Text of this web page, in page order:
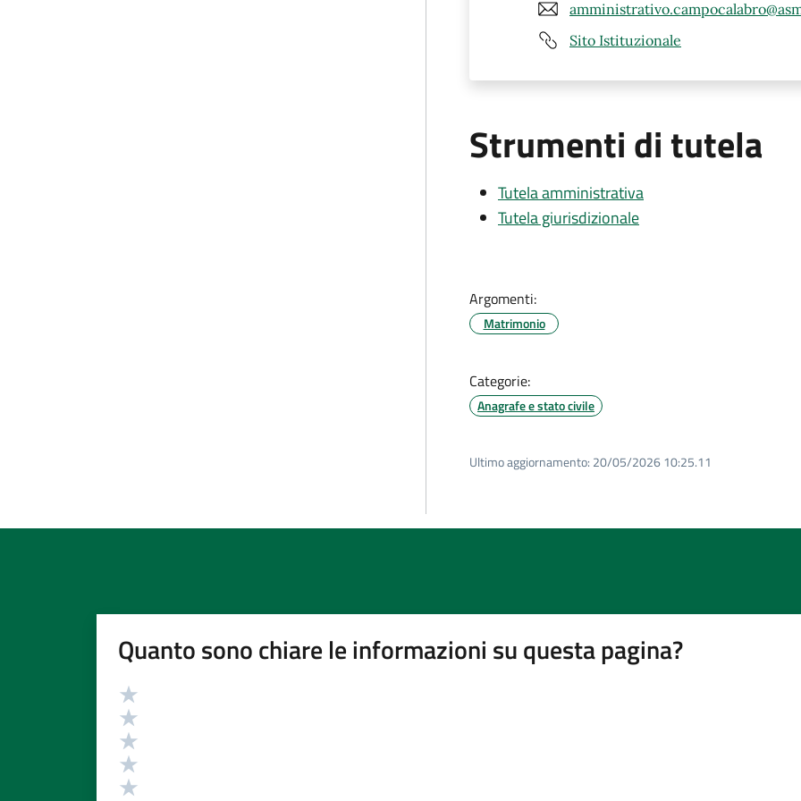
Sito Istituzionale
Strumenti di tutela
Tutela amministrativa
Tutela giurisdizionale
Argomenti:
Matrimonio
Categorie:
Anagrafe e stato civile
Ultimo aggiornamento: 20/05/2026 10:25.11
Quanto sono chiare le informazioni su questa pagina?
Valutazione